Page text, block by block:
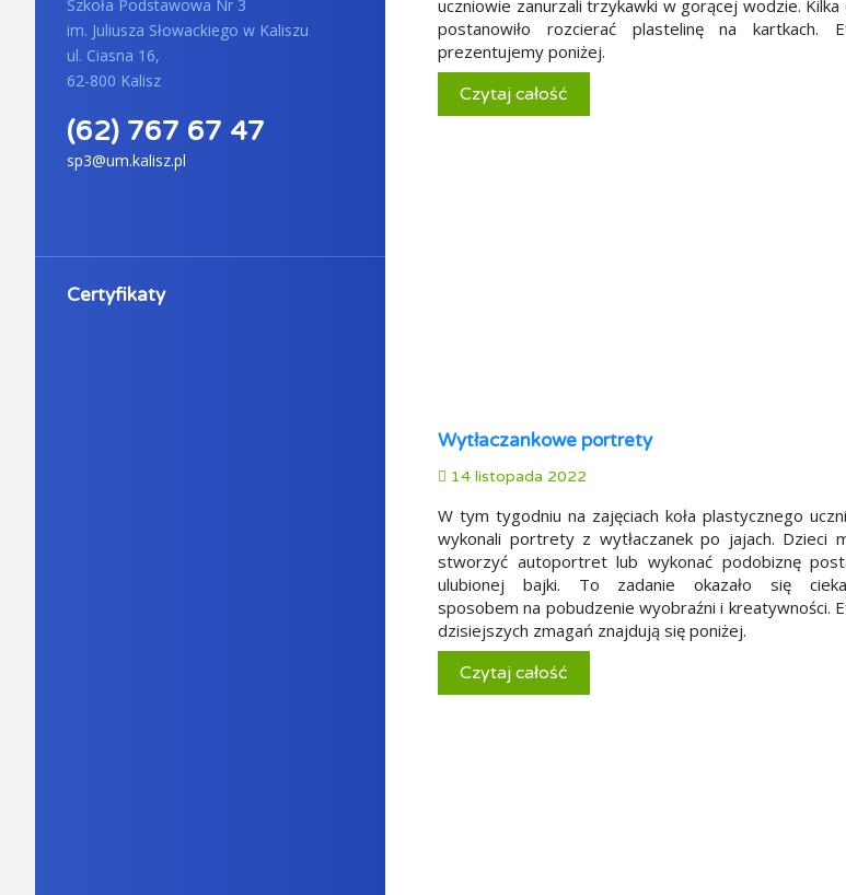
Szkoła Podstawowa Nr 3
im. Juliusza Słowackiego w Kaliszu
ul. Ciasna 16,
62-800 Kalisz
(62) 767 67 47
sp3@um.kalisz.pl
Certyfikaty
uczniowie zanurzali trzykawki w gorącej wodzie. Kilka
postanowiło rozcierać plastelinę na kartkach.
prezentujemy poniżej.
Czytaj całość
Wytłaczankowe portrety
14 listopada 2022
W tym tygodniu na zajęciach koła plastycznego
wykonali portrety z wytłaczanek po jajach. Dzieci
stworzyć autoportret lub wykonać podobiznę
ulubionej bajki. To zadanie okazało się
sposobem na pobudzenie wyobraźni i kreatywności.
dzisiejszych zmagań znajdują się poniżej.
Czytaj całość